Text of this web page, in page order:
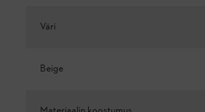
Väri
Beige